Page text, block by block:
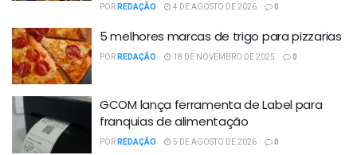
PORREDAÇÃO 4 DE AGOSTO DE 2026 0
5 melhores marcas de trigo para pizzarias
PORREDAÇÃO 18 DE NOVEMBRO DE 2025 0
GCOM lança ferramenta de Label para
franquias de alimentação
PORREDAÇÃO 5 DE AGOSTO DE 2026 0